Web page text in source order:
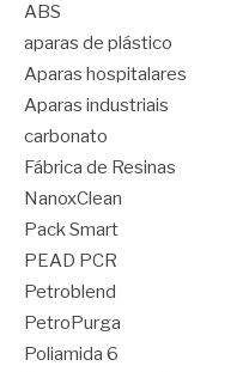
ABS
aparas de plástico
Aparas hospitalares
Aparas industriais
carbonato
Fábrica de Resinas
NanoxClean
Pack Smart
PEAD PCR
Petroblend
PetroPurga
Poliamida 6